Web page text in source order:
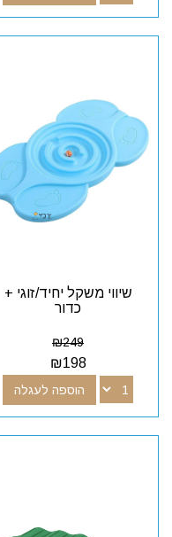
שיווי משקל יחיד/זוגי +
כדור
₪249
₪198
הוספה לעגלה